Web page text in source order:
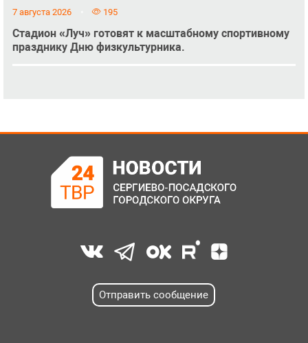
7 августа 2026 195
Стадион «Луч» готовят к масштабному спортивному
празднику Дню физкультурника.
Отправить сообщение